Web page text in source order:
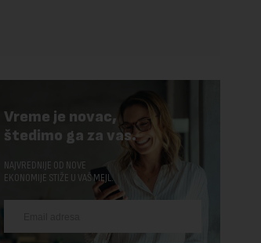
Vreme je novac,
štedimo ga za vas.
NAJVREDNIJE OD NOVE
EKONOMIJE STIŽE U VAŠ MEJL.